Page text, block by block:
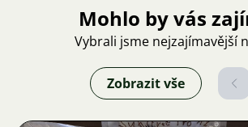
Mohlo by vás
Vybrali jsme nejzajímavější
Zobrazit vše